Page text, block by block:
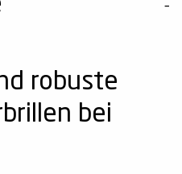
robuste
bei